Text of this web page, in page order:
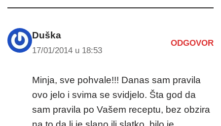
Duška
17/01/2014 u 18:53
ODGOVOR
Minja, sve pohvale!!! Danas sam pravila
ovo jelo i svima se svidjelo. Šta god da
sam pravila po Vašem receptu, bez obzira